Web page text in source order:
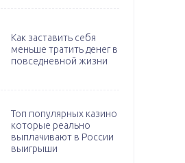
Как заставить себя
меньше тратить денег в
повседневной жизни
Топ популярных казино
которые реально
выплачивают в России
выигрыши